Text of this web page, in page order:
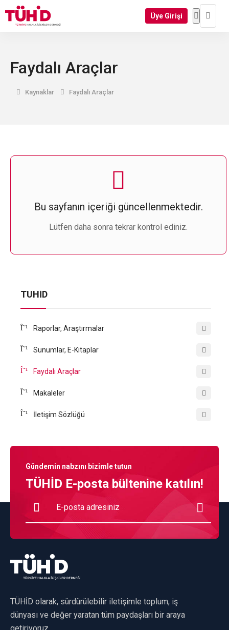
Üye Girişi
Faydalı Araçlar
Kaynaklar Faydalı Araçlar
TÜHİD
Raporlar, Araştırmalar
Sunumlar, E-Kitaplar
Faydalı Araçlar
Makaleler
İletişim Sözlüğü
Bu sayfanın içeriği güncellenmektedir.
Lütfen daha sonra tekrar kontrol ediniz.
Gündemin nabzını bizimle tutun
TÜHİD E-posta bültenine katılın!
TÜHİD olarak, sürdürülebilir iletişimle toplum, iş
dünyası ve değer yaratan tüm paydaşları bir araya